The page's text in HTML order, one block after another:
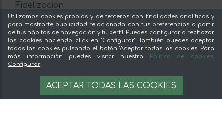
Fidelización
Preguntas frecuentes
Legal
Aviso legal
Términos y condiciones
Pago seguro
Gestion de cookies
Utilizamos cookies propias y de terceros con finalidades analíticas y
para mostrarte publicidad relacionada con tus preferencias a partir
de tus hábitos de navegación y tu perfil. Puedes configurar o rechazar
las cookies haciendo click en "Configurar". También puedes aceptar
todas las cookies pulsando el botón "Aceptar todas las cookies. Para
más información puedes visitar nuestra
Política de cookies.
Configurar
ACEPTAR TODAS LAS COOKIES